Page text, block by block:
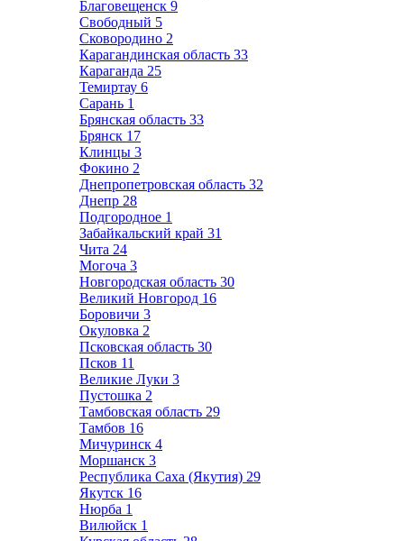
Благовещенск 9
Свободный 5
Сковородино 2
Карагандинская область 33
Караганда 25
Темиртау 6
Сарань 1
Брянская область 33
Брянск 17
Клинцы 3
Фокино 2
Днепропетровская область 32
Днепр 28
Подгородное 1
Забайкальский край 31
Чита 24
Могоча 3
Новгородская область 30
Великий Новгород 16
Боровичи 3
Окуловка 2
Псковская область 30
Псков 11
Великие Луки 3
Пустошка 2
Тамбовская область 29
Тамбов 16
Мичуринск 4
Моршанск 3
Республика Саха (Якутия) 29
Якутск 16
Нюрба 1
Вилюйск 1